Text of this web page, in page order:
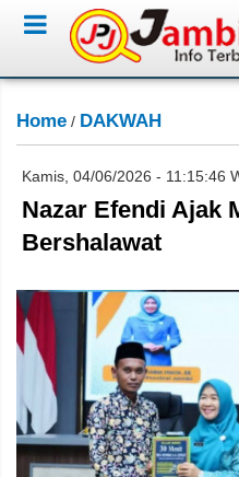
Home / DAKWAH
Kamis, 04/06/2026 - 11:15:46
Nazar Efendi Ajak
Bershalawat